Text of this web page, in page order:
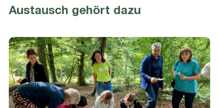
Austausch gehört dazu